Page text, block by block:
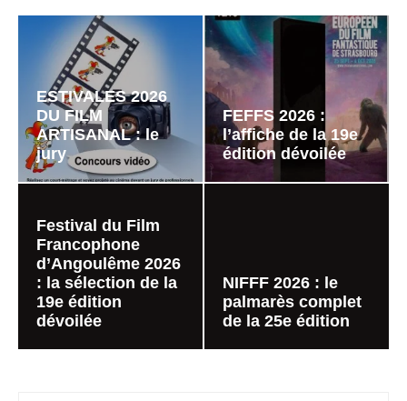
ESTIVALES 2026
DU FILM
ARTISANAL : le
jury
FEFFS 2026 :
l’affiche de la 19e
édition dévoilée
Festival du Film
Francophone
d’Angoulême 2026
: la sélection de la
19e édition
dévoilée
NIFFF 2026 : le
palmarès complet
de la 25e édition